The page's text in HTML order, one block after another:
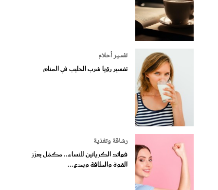
تفسير أحلام
تفسير رؤيا شرب الحليب في المنام
رشاقة وتغذية
فوائد الكرياتين للنساء.. مكمّل يعزّز
القوة والطاقة ويدع...